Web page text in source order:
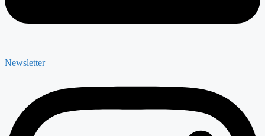
Newsletter